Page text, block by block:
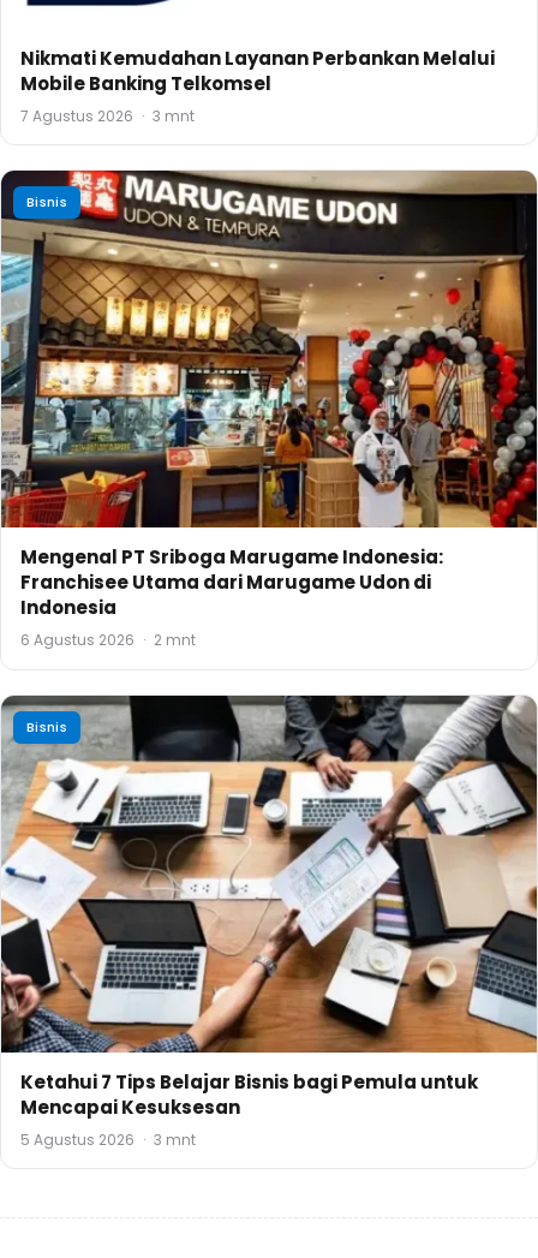
Nikmati Kemudahan Layanan Perbankan Melalui
Mobile Banking Telkomsel
7 Agustus 2026 · 3 mnt
Bisnis
Mengenal PT Sriboga Marugame Indonesia:
Franchisee Utama dari Marugame Udon di
Indonesia
6 Agustus 2026 · 2 mnt
Bisnis
Ketahui 7 Tips Belajar Bisnis bagi Pemula untuk
Mencapai Kesuksesan
5 Agustus 2026 · 3 mnt